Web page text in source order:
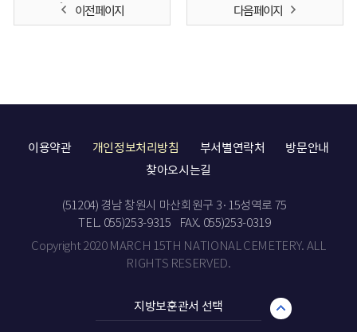
이전 페이지 다음 페이지
이용약관 개인정보처리방침 부서별연락처
방문안내
찾아오시는길
(51204) 경남 창원시 마산회원구 3·15성역로 75
TEL. 055)253-9315
FAX. 055)253-0319
Copyright 2020 MARCH 15TH NATIONAL CEMETERY. ALL
RIGHTS RESERVED.
지방보훈관서 선택